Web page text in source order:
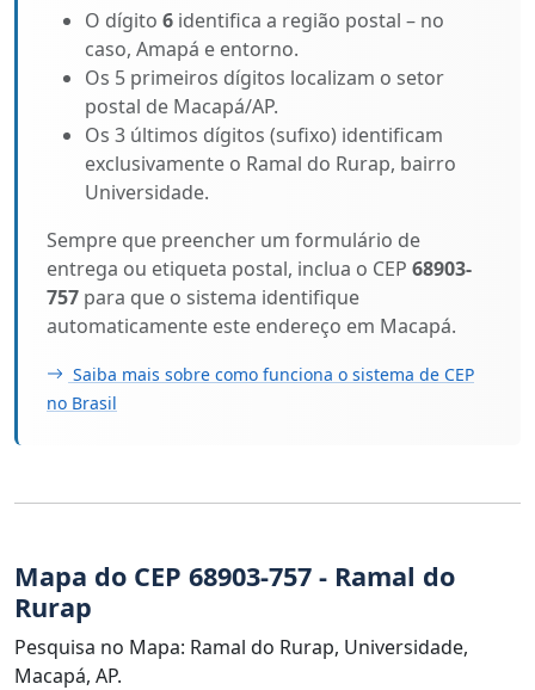
O dígito 6 identifica a região postal – no
caso, Amapá e entorno.
Os 5 primeiros dígitos localizam o setor
postal de Macapá/AP.
Os 3 últimos dígitos (sufixo) identificam
exclusivamente o Ramal do Rurap, bairro
Universidade.
Sempre que preencher um formulário de
entrega ou etiqueta postal, inclua o CEP 68903-
757 para que o sistema identifique
automaticamente este endereço em Macapá.
Saiba mais sobre como funciona o sistema de CEP
no Brasil
Mapa do CEP 68903-757 - Ramal do
Rurap
Pesquisa no Mapa: Ramal do Rurap, Universidade,
Macapá, AP.